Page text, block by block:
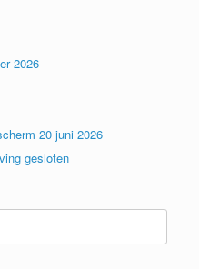
2026
20 juni 2026
gesloten